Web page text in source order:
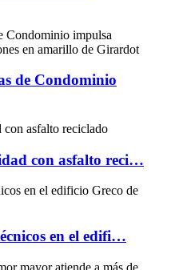
de Condominio
con asfalto reci…
en el edifi…